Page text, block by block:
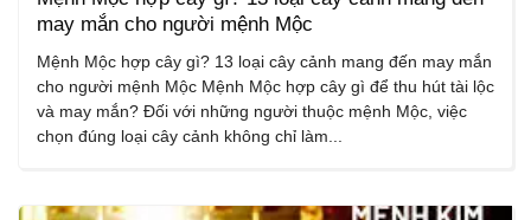
may mắn cho người mệnh Mộc
Mệnh Mộc hợp cây gì? 13 loại cây cảnh mang đến may mắn
cho người mệnh Mộc Mệnh Mộc hợp cây gì để thu hút tài lộc
và may mắn? Đối với những người thuộc mệnh Mộc, việc
chọn đúng loại cây cảnh không chỉ làm...